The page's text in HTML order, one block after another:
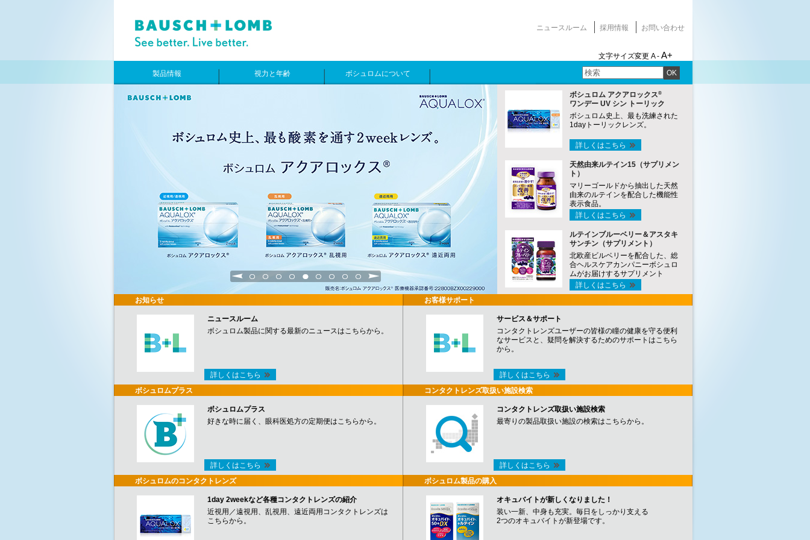
ニュースルーム 採用情報 お問い合わせ
文字サイズ変更 A - A+
OK
製品情報 視力と年齢 ボシュロムについて
1 2 3 4 5 6 7 8 9
ボシュロム アクアロックス®
ワンデー UV シン トーリック
ボシュロム史上、最も洗練された
1dayトーリックレンズ。
詳しくはこちら
天然由来ルテイン15（サプリメン
ト）
マリーゴールドから抽出した天然
由来のルテインを配合した機能性
表示食品。
詳しくはこちら
ルテインブルーベリー＆アスタキ
サンチン（サプリメント）
北欧産ビルベリーを配合した、総
合ヘルスケアカンパニーボシュロ
ムがお届けするサプリメント
詳しくはこちら
お知らせ
ニュースルーム
ボシュロム製品に関する最新のニュースはこちらから。
詳しくはこちら
ボシュロムプラス
ボシュロムプラス
好きな時に届く、眼科医処方の定期便はこちらから。
詳しくはこちら
ボシュロムのコンタクトレンズ
1day 2weekなど各種コンタクトレンズの紹介
近視用／遠視用、乱視用、遠近両用コンタクトレンズは
こちらから。
お客様サポート
サービス＆サポート
コンタクトレンズユーザーの皆様の瞳の健康を守る便利
なサービスと、疑問を解決するためのサポートはこちら
から。
詳しくはこちら
コンタクトレンズ取扱い施設検索
コンタクトレンズ取扱い施設検索
最寄りの製品取扱い施設の検索はこちらから。
詳しくはこちら
ボシュロム製品の購入
オキュバイトが新しくなりました！
装い一新、中身も充実。毎日をしっかり支える
2つのオキュバイトが新登場です。